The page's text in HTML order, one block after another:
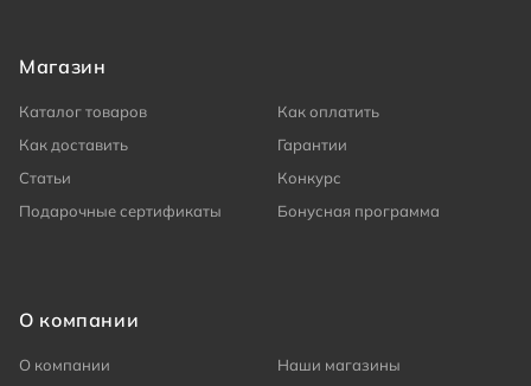
Магазин
Каталог товаров
Как оплатить
Как доставить
Гарантии
Статьи
Конкурс
Подарочные сертификаты
Бонусная программа
О компании
О компании
Наши магазины